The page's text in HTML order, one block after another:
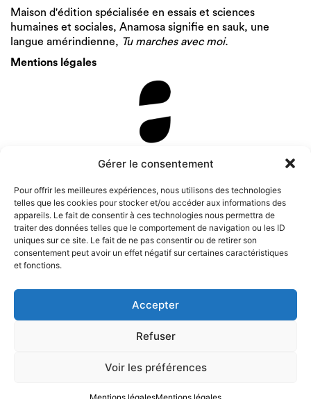
Gérer le consentement
Pour offrir les meilleures expériences, nous utilisons des technologies
telles que les cookies pour stocker et/ou accéder aux informations des
appareils. Le fait de consentir à ces technologies nous permettra de
traiter des données telles que le comportement de navigation ou les ID
uniques sur ce site. Le fait de ne pas consentir ou de retirer son
consentement peut avoir un effet négatif sur certaines caractéristiques
et fonctions.
Accepter
Refuser
Voir les préférences
Maison d'édition spécialisée en essais et sciences
humaines et sociales, Anamosa signifie en sauk, une
langue amérindienne, Tu marches avec moi.
Mentions légales
reproduction et d’adaptation réservés. ©